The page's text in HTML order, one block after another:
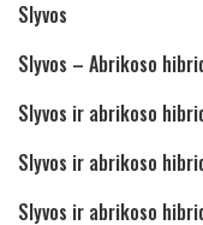
Slyvos
Slyvos – Abrikoso
Slyvos ir abrikoso
Slyvos ir abrikoso
Slyvos ir abrikoso